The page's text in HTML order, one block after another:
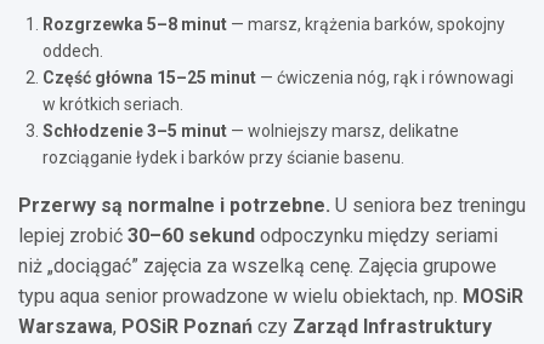
Rozgrzewka 5–8 minut — marsz, krążenia barków, spokojny
oddech.
Część główna 15–25 minut — ćwiczenia nóg, rąk i równowagi
w krótkich seriach.
Schłodzenie 3–5 minut — wolniejszy marsz, delikatne
rozciąganie łydek i barków przy ścianie basenu.
Przerwy są normalne i potrzebne. U seniora bez treningu
lepiej zrobić 30–60 sekund odpoczynku między seriami
niż „dociągać” zajęcia za wszelką cenę. Zajęcia grupowe
typu aqua senior prowadzone w wielu obiektach, np. MOSiR
Warszawa, POSiR Poznań czy Zarząd Infrastruktury